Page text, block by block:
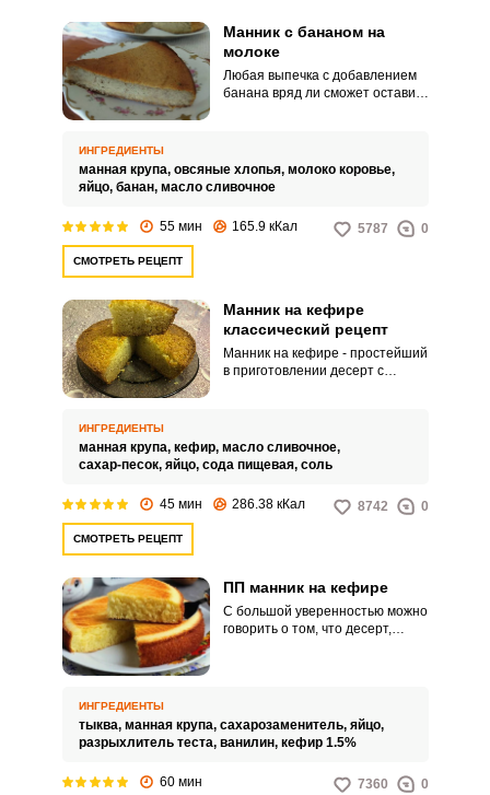
Манник с бананом на
молоке
Любая выпечка с добавлением
банана вряд ли сможет оставить
наслаждение, но и позволят
вам на несколько мгновений
ИНГРЕДИЕНТЫ
манная крупа, овсяные хлопья, молоко коровье,
яйцо, банан, масло сливочное
55 мин 165.9 кКал 5787 0
СМОТРЕТЬ РЕЦЕПТ
Манник на кефире
классический рецепт
Манник на кефире - простейший
в приготовлении десерт с
блюдом под силу даже тем, кто
не обладает большими
кулинарными навыками.
ИНГРЕДИЕНТЫ
манная крупа, кефир, масло сливочное,
сахар-песок, яйцо, сода пищевая, соль
45 мин 286.38 кКал 8742 0
СМОТРЕТЬ РЕЦЕПТ
ПП манник на кефире
С большой уверенностью можно
говорить о том, что десерт,
простым и вкусным пирогом, но
и для тех, кто следит за своей
фигурой и дорожит временем.
это быстро, просто, вкусно, а
ИНГРЕДИЕНТЫ
тыква, манная крупа, сахарозаменитель, яйцо,
разрыхлитель теста, ванилин, кефир 1.5%
60 мин 7360 0